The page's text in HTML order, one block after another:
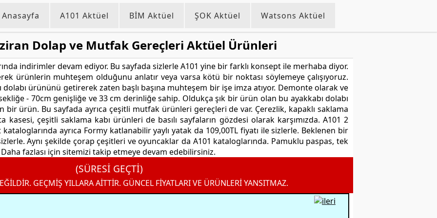
Anasayfa A101 Aktüel BİM Aktüel ŞOK Aktüel Watsons Aktüel
Dolap ve Mutfak Gereçleri Aktüel Ürünleri
indirimler devam ediyor. Bu sayfada sizlerle A101 yine bir farklı konsept ile merhaba diyor.
ürünlerin muhteşem olduğunu anlatır veya varsa kötü bir noktası söylemeye çalışıyoruz.
dolabı ürününü getirerek zaten başlı başına muhteşem bir işe imza atıyor. Demonte olarak ve
- 70cm genişliğe ve 33 cm derinliğe sahip. Oldukça şık bir ürün olan bu ayakkabı dolabı
bir ürün. Bu sayfada ayrıca çeşitli mutfak ürünleri gereçleri de var. Çerezlik, kapaklı saklama
kasesi, çeşitli saklama kabı ürünleri de basılı sayfaların gözdesi olarak karşımızda. A101 2
kataloglarında ayrıca Formy katlanabilir yaylı yatak da 109,00TL fiyatı ile sizlerle. Beklenen bir
Aynı şekilde çorap çeşitleri ve oyuncaklar da A101 kataloglarında. Pamuklu paspas, tek
fazlası için sitemizi takip etmeye devam edebilirsiniz.
(SÜRESİ GEÇTİ)
GEÇMİŞ YILLARA AİTTİR. GÜNCEL FİYATLARI VE ÜRÜNLERİ YANSITMAZ.